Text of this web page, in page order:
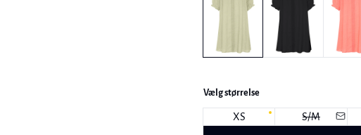
Vælg størrelse
XS S/M